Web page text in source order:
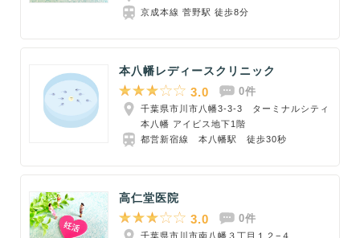
京成本線 菅野駅 徒歩8分
本八幡レディースクリニック
3.0 0件
千葉県市川市八幡3-3-3 ターミナルシティ
本八幡 アイビス地下1階
都営新宿線 本八幡駅 徒歩30秒
高仁堂医院
3.0 0件
千葉県市川市南八幡３丁目１２−４